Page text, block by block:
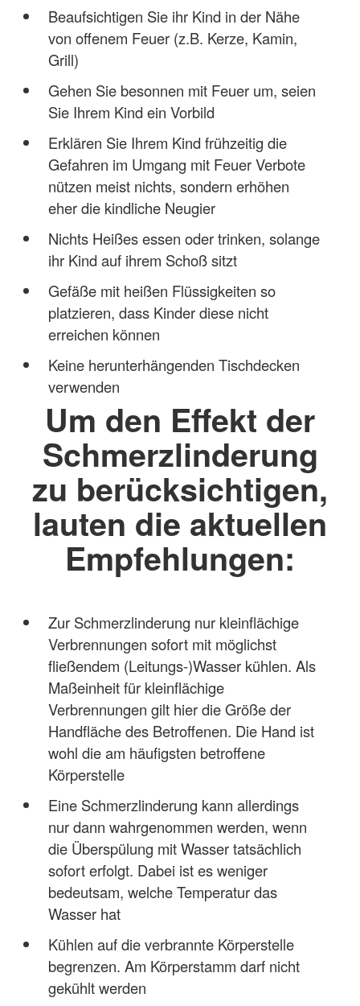
Beaufsichtigen Sie ihr Kind in der Nähe
von offenem Feuer (z.B. Kerze, Kamin,
Grill)
Gehen Sie besonnen mit Feuer um, seien
Sie Ihrem Kind ein Vorbild
Erklären Sie Ihrem Kind frühzeitig die
Gefahren im Umgang mit Feuer Verbote
nützen meist nichts, sondern erhöhen
eher die kindliche Neugier
Nichts Heißes essen oder trinken, solange
ihr Kind auf ihrem Schoß sitzt
Gefäße mit heißen Flüssigkeiten so
platzieren, dass Kinder diese nicht
erreichen können
Keine herunterhängenden Tischdecken
verwenden
Um den Effekt der
Schmerzlinderung
zu berücksichtigen,
lauten die aktuellen
Empfehlungen:
Zur Schmerzlinderung nur kleinflächige
Verbrennungen sofort mit möglichst
fließendem (Leitungs-)Wasser kühlen. Als
Maßeinheit für kleinflächige
Verbrennungen gilt hier die Größe der
Handfläche des Betroffenen. Die Hand ist
wohl die am häufigsten betroffene
Körperstelle
Eine Schmerzlinderung kann allerdings
nur dann wahrgenommen werden, wenn
die Überspülung mit Wasser tatsächlich
sofort erfolgt. Dabei ist es weniger
bedeutsam, welche Temperatur das
Wasser hat
Kühlen auf die verbrannte Körperstelle
begrenzen. Am Körperstamm darf nicht
gekühlt werden